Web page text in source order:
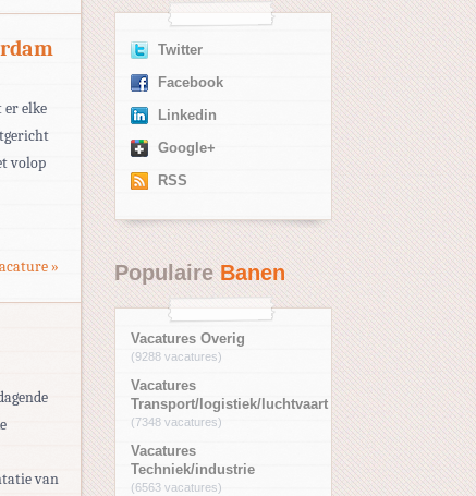
er elke
volop
»
van
Twitter
Facebook
Linkedin
Google+
RSS
PopulaireBanen
Vacatures Overig
(9288 vacatures)
Vacatures
Transport/logistiek/luchtvaart
(7348 vacatures)
Vacatures
Techniek/industrie
(6563 vacatures)